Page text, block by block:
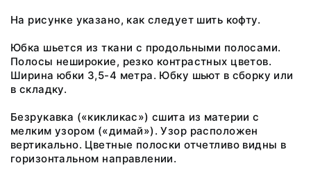
На рисунке указано, как следует шить кофту.
Юбка шьется из ткани с продольными полосами.
Полосы неширокие, резко контрастных цветов.
Ширина юбки 3,5-4 метра. Юбку шьют в сборку или
в складку.
Безрукавка («кикликас») сшита из материи с
мелким узором («димай»). Узор расположен
вертикально. Цветные полоски отчетливо видны в
горизонтальном направлении.